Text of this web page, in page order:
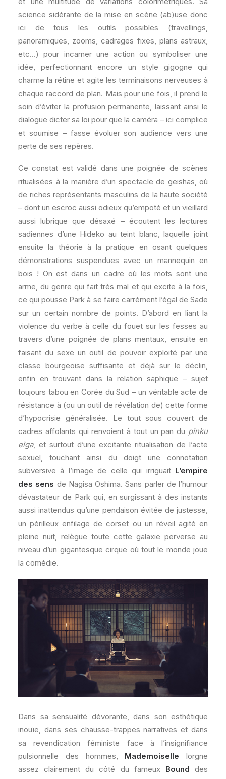
science sidérante de la mise en scène (ab)use donc
ici de tous les outils possibles (travellings,
panoramiques, zooms, cadrages fixes, plans astraux,
etc…) pour incarner une action ou symboliser une
idée, perfectionnant encore un style gigogne qui
charme la rétine et agite les terminaisons nerveuses à
chaque raccord de plan. Mais pour une fois, il prend le
soin d’éviter la profusion permanente, laissant ainsi le
dialogue dicter sa loi pour que la caméra – ici complice
et soumise – fasse évoluer son audience vers une
perte de ses repères.
Ce constat est validé dans une poignée de scènes
ritualisées à la manière d’un spectacle de geishas, où
de riches représentants masculins de la haute société
– dont un escroc aussi odieux qu’empoté et un vieillard
aussi lubrique que désaxé – écoutent les lectures
sadiennes d’une Hideko au teint blanc, laquelle joint
ensuite la théorie à la pratique en osant quelques
démonstrations suspendues avec un mannequin en
bois ! On est dans un cadre où les mots sont une
arme, du genre qui fait très mal et qui excite à la fois,
ce qui pousse Park à se faire carrément l’égal de Sade
sur un certain nombre de points. D’abord en liant la
violence du verbe à celle du fouet sur les fesses au
travers d’une poignée de plans mentaux, ensuite en
faisant du sexe un outil de pouvoir exploité par une
classe bourgeoise suffisante et déjà sur le déclin,
enfin en trouvant dans la relation saphique – sujet
toujours tabou en Corée du Sud – un véritable acte de
résistance à (ou un outil de révélation de) cette forme
d’hypocrisie généralisée. Le tout sous couvert de
cadres affolants qui renvoient à tout un pan du pinku
eïga, et surtout d’une excitante ritualisation de l’acte
sexuel, touchant ainsi du doigt une connotation
subversive à l’image de celle qui irriguait L’empire
des sens de Nagisa Oshima. Sans parler de l’humour
dévastateur de Park qui, en surgissant à des instants
aussi inattendus qu’une pendaison évitée de justesse,
un périlleux enfilage de corset ou un réveil agité en
pleine nuit, relègue toute cette galaxie perverse au
niveau d’un gigantesque cirque où tout le monde joue
la comédie.
Dans sa sensualité dévorante, dans son esthétique
inouïe, dans ses chausse-trappes narratives et dans
sa revendication féministe face à l’insignifiance
pulsionnelle des hommes, Mademoiselle lorgne
assez clairement du côté du fameux Bound des